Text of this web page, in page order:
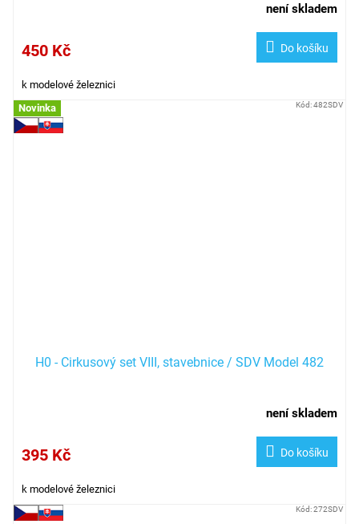
není skladem
450 Kč Do košíku
k modelové železnici
Novinka
H0 - Cirkusový set VIII, stavebnice / SDV Model 482
není skladem
395 Kč Do košíku
k modelové železnici
Kód:482SDV
Kód:272SDV